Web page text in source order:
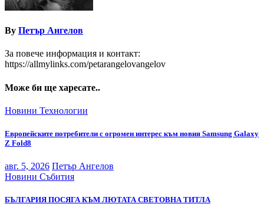
By Петър Ангелов
За повече информация и контакт:
https://allmylinks.com/petarangelovangelov
Може би ще харесате..
Новини Технологии
Европейските потребители с огромен интерес към новия Samsung Galaxy
Z Fold8
авг. 5, 2026 Петър Ангелов
Новини Събития
БЪЛГАРИЯ ПОСЯГА КЪМ ЛЮТАТА СВЕТОВНА ТИТЛА